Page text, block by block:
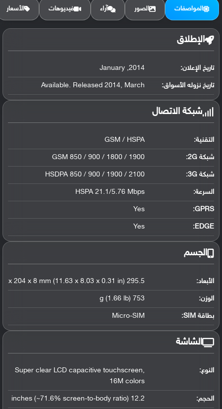
المواصفات الصور آراء فيديوهات الأسعار
الإطلاق
تاريخ الإعلان: 2014, January
تاريخ نزوله الأسواق: Available. Released 2014, March
شبكة الاتصال
التقنية: GSM / HSPA
شبكة 2G: GSM 850 / 900 / 1800 / 1900
شبكة 3G :
HSDPA 850 / 900 / 1900 / 2100
السرعة: HSPA 21.1/5.76 Mbps
GPRS:
Yes
EDGE:
Yes
الجسم
الأبعاد: 295.5 x 204 x 8 mm (11.63 x 8.03 x 0.31 in)
الوزن: 753 g (1.66 lb)
بطاقة SIM: Micro-SIM
الشاشة
النوع:
Super clear LCD capacitive touchscreen,
16M colors
الحجم: 12.2 inches (~71.6% screen-to-body ratio)